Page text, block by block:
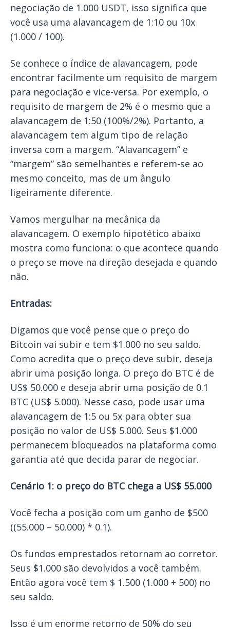
negociação de 1.000 USDT, isso significa que
você usa uma alavancagem de 1:10 ou 10x
(1.000 / 100).
Se conhece o índice de alavancagem, pode
encontrar facilmente um requisito de margem
para negociação e vice-versa. Por exemplo, o
requisito de margem de 2% é o mesmo que a
alavancagem de 1:50 (100%/2%). Portanto, a
alavancagem tem algum tipo de relação
inversa com a margem. “Alavancagem” e
“margem” são semelhantes e referem-se ao
mesmo conceito, mas de um ângulo
ligeiramente diferente.
Vamos mergulhar na mecânica da
alavancagem. O exemplo hipotético abaixo
mostra como funciona: o que acontece quando
o preço se move na direção desejada e quando
não.
Entradas:
Digamos que você pense que o preço do
Bitcoin vai subir e tem $1.000 no seu saldo.
Como acredita que o preço deve subir, deseja
abrir uma posição longa. O preço do BTC é de
US$ 50.000 e deseja abrir uma posição de 0.1
BTC (US$ 5.000). Nesse caso, pode usar uma
alavancagem de 1:5 ou 5x para obter sua
posição no valor de US$ 5.000. Seus $1.000
permanecem bloqueados na plataforma como
garantia até que decida parar de negociar.
Cenário 1: o preço do BTC chega a US$ 55.000
Você fecha a posição com um ganho de $500
((55.000 – 50.000) * 0.1).
Os fundos emprestados retornam ao corretor.
Seus $1.000 são devolvidos a você também.
Então agora você tem $ 1.500 (1.000 + 500) no
seu saldo.
Isso é um enorme retorno de 50% do seu